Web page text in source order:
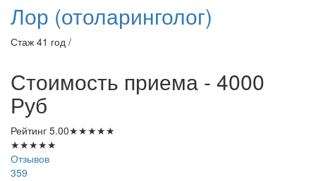
Лор (отоларинголог)
Стаж 41 год /
Стоимость приема - 4000
Руб
Рейтинг 5.00★★★★★
★★★★★
Отзывов
359